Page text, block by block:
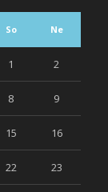
So Ne
1 2
8 9
15 16
22 23